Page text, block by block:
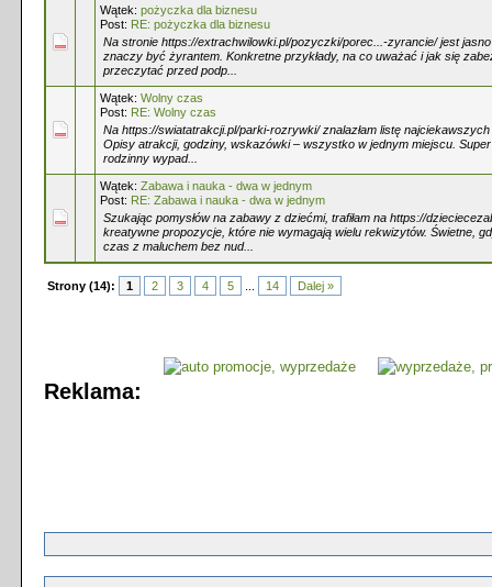
Wątek: pożyczka dla biznesu
Post: RE: pożyczka dla biznesu
Na stronie https://extrachwilowki.pl/pozyczki/porec...-zyrancie/ jest
znaczy być żyrantem. Konkretne przykłady, na co uważać i jak się
przeczytać przed podp...
Wątek: Wolny czas
Post: RE: Wolny czas
Na https://swiatatrakcji.pl/parki-rozrywki/ znalazłam listę
Opisy atrakcji, godziny, wskazówki – wszystko w jednym miejscu. Super
rodzinny wypad...
Wątek: Zabawa i nauka - dwa w jednym
Post: RE: Zabawa i nauka - dwa w jednym
Szukając pomysłów na zabawy z dziećmi, trafiłam na https://
kreatywne propozycje, które nie wymagają wielu rekwizytów. Świetne,
czas z maluchem bez nud...
Strony (14): 1 2 3 4 5 14 Dalej »
Reklama: